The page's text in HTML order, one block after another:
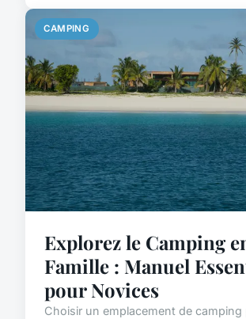
CAMPING
Explorez le Camping
Famille : Manuel
pour Novices
Choisir un emplacement de camping